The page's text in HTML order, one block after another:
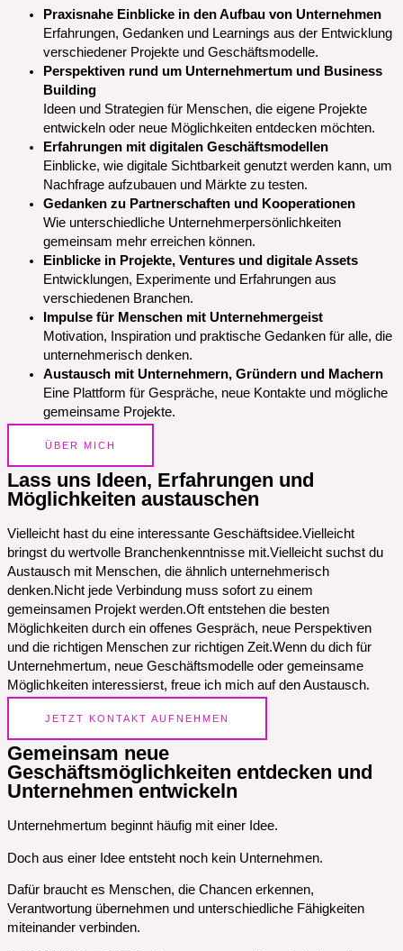
Praxisnahe Einblicke in den Aufbau von Unternehmen
Erfahrungen, Gedanken und Learnings aus der Entwicklung
verschiedener Projekte und Geschäftsmodelle.
Perspektiven rund um Unternehmertum und Business
Building
Ideen und Strategien für Menschen, die eigene Projekte
entwickeln oder neue Möglichkeiten entdecken möchten.
Erfahrungen mit digitalen Geschäftsmodellen
Einblicke, wie digitale Sichtbarkeit genutzt werden kann, um
Nachfrage aufzubauen und Märkte zu testen.
Gedanken zu Partnerschaften und Kooperationen
Wie unterschiedliche Unternehmerpersönlichkeiten
gemeinsam mehr erreichen können.
Einblicke in Projekte, Ventures und digitale Assets
Entwicklungen, Experimente und Erfahrungen aus
verschiedenen Branchen.
Impulse für Menschen mit Unternehmergeist
Motivation, Inspiration und praktische Gedanken für alle, die
unternehmerisch denken.
Austausch mit Unternehmern, Gründern und Machern
Eine Plattform für Gespräche, neue Kontakte und mögliche
gemeinsame Projekte.
ÜBER MICH
Lass uns Ideen, Erfahrungen und
Möglichkeiten austauschen
Vielleicht hast du eine interessante Geschäftsidee.Vielleicht
bringst du wertvolle Branchenkenntnisse mit.Vielleicht suchst du
Austausch mit Menschen, die ähnlich unternehmerisch
denken.Nicht jede Verbindung muss sofort zu einem
gemeinsamen Projekt werden.Oft entstehen die besten
Möglichkeiten durch ein offenes Gespräch, neue Perspektiven
und die richtigen Menschen zur richtigen Zeit.Wenn du dich für
Unternehmertum, neue Geschäftsmodelle oder gemeinsame
Möglichkeiten interessierst, freue ich mich auf den Austausch.
JETZT KONTAKT AUFNEHMEN
Gemeinsam neue
Geschäftsmöglichkeiten entdecken und
Unternehmen entwickeln
Unternehmertum beginnt häufig mit einer Idee.
Doch aus einer Idee entsteht noch kein Unternehmen.
Dafür braucht es Menschen, die Chancen erkennen,
Verantwortung übernehmen und unterschiedliche Fähigkeiten
miteinander verbinden.